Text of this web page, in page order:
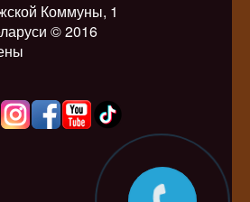
Коммуны, 1
© 2016